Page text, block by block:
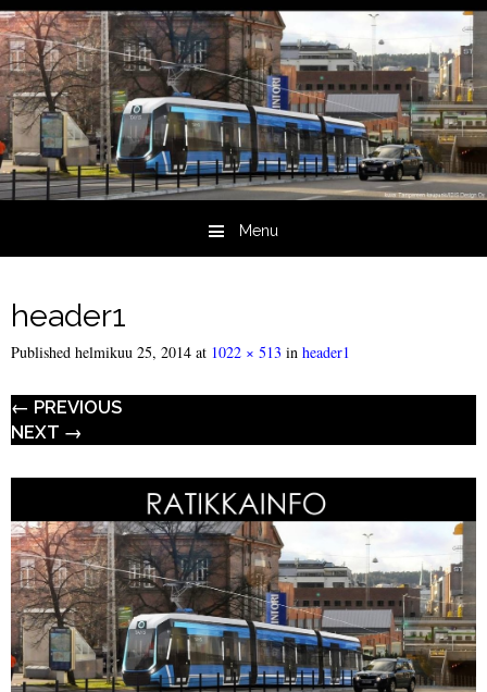
Menu
header1
Published helmikuu 25, 2014 at 1022 × 513 in header1
← PREVIOUS
NEXT →